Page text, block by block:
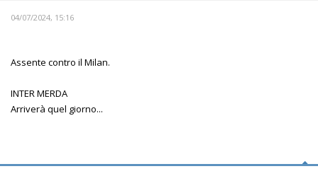
04/07/2024, 15:16
Assente contro il Milan.
INTER MERDA
Arriverà quel giorno...